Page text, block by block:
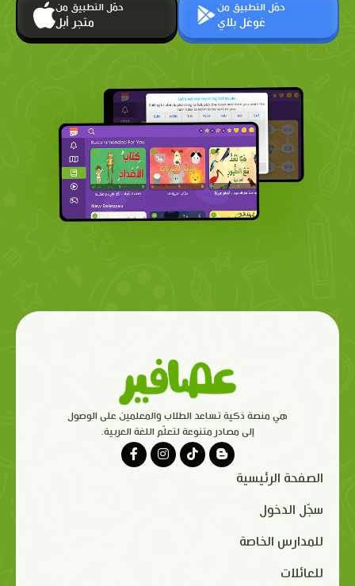
حمّل التطبيق من
متجر أبل
حمّل التطبيق من
غوغل بلاي
هي منصة ذكية تساعد الطلاب والمعلمين على الوصول
إلى مصادر متنوعة لتعلّم اللغة العربية.
الصفحة الرئيسية
سجّل الدخول
للمدارس الخاصة
للعائلات